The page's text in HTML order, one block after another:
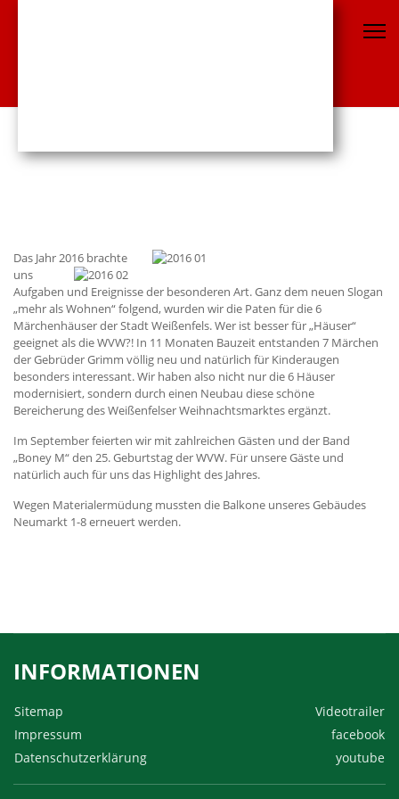
Das Jahr 2016 brachte
uns
Aufgaben und Ereignisse der besonderen Art. Ganz dem neuen Slogan
„mehr als Wohnen“ folgend, wurden wir die Paten für die 6
Märchenhäuser der Stadt Weißenfels. Wer ist besser für „Häuser“
geeignet als die WVW?! In 11 Monaten Bauzeit entstanden 7 Märchen
der Gebrüder Grimm völlig neu und natürlich für Kinderaugen
besonders interessant. Wir haben also nicht nur die 6 Häuser
modernisiert, sondern durch einen Neubau diese schöne
Bereicherung des Weißenfelser Weihnachtsmarktes ergänzt.
Im September feierten wir mit zahlreichen Gästen und der Band
„Boney M“ den 25. Geburtstag der WVW. Für unsere Gäste und
natürlich auch für uns das Highlight des Jahres.
Wegen Materialermüdung mussten die Balkone unseres Gebäudes
Neumarkt 1-8 erneuert werden.
INFORMATIONEN
Sitemap
Videotrailer
Impressum
facebook
Datenschutzerklärung
youtube